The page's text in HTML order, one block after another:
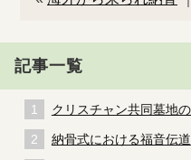
記事一覧
クリスチャン共同墓地
納骨式における福音伝道